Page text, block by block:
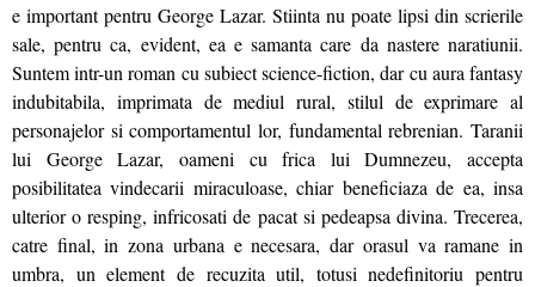
e important pentru George Lazar. Stiinta nu poate lipsi din scrierile
sale, pentru ca, evident, ea e samanta care da nastere naratiunii.
Suntem intr-un roman cu subiect science-fiction, dar cu aura fantasy
indubitabila, imprimata de mediul rural, stilul de exprimare al
personajelor si comportamentul lor, fundamental rebrenian. Taranii
lui George Lazar, oameni cu frica lui Dumnezeu, accepta
posibilitatea vindecarii miraculoase, chiar beneficiaza de ea, insa
ulterior o resping, infricosati de pacat si pedeapsa divina. Trecerea,
catre final, in zona urbana e necesara, dar orasul va ramane in
umbra, un element de recuzita util, totusi nedefinitoriu pentru